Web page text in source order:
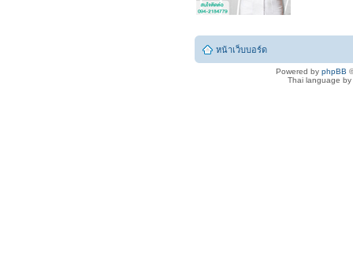
หน้าเว็บบอร์ด
Powered by phpBB
Thai language by